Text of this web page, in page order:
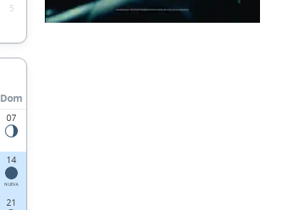
5
Dom
07
14
NUEVA
21